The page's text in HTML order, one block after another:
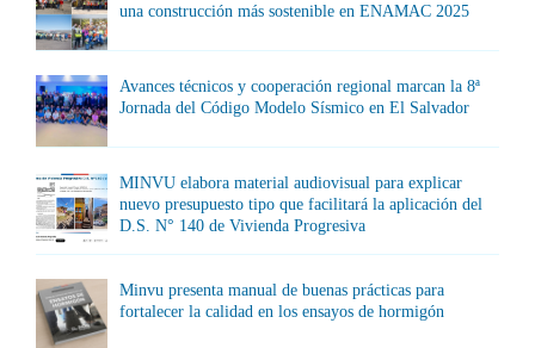
una construcción más sostenible en ENAMAC 2025
Avances técnicos y cooperación regional marcan la 8ª
Jornada del Código Modelo Sísmico en El Salvador
MINVU elabora material audiovisual para explicar
nuevo presupuesto tipo que facilitará la aplicación del
D.S. N° 140 de Vivienda Progresiva
Minvu presenta manual de buenas prácticas para
fortalecer la calidad en los ensayos de hormigón